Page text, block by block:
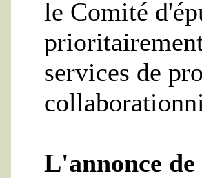
le Comité
services de
L'annonce